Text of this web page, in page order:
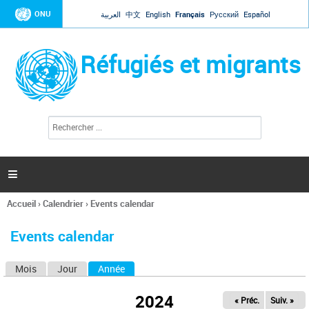
Jump to navigation
ONU العربية 中文 English Français Русский Español
Réfugiés et migrants
l
c
h
e

Vous
ici
Accueil›Calendrier› Events calendar
Events calendar
Mois Jour Année
2024 « Préc. Suiv. »